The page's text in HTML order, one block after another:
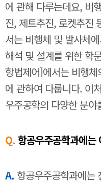
에 관해 다루는데요, 비
진, 제트추진, 로켓추진
서는 비행체 및 발사체
해석 및 설계를 위한 학
항법제어]에서는 비행
에 관하여 다룹니다. 이
우주공학의 다양한 분
Q. 항공우주공학과에는
A. 항공우주공학과에는